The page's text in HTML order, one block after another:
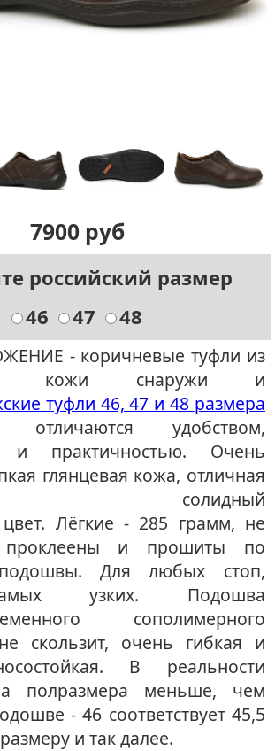
7900 руб
российский размер
46
47 48
- коричневые туфли из
кожи снаружи и
туфли 46, 47 и 48 размера
отличаются удобством,
и практичностью. Очень
глянцевая кожа, отличная
солидный
Лёгкие - 285 грамм, не
проклеены и прошиты по
Для любых стоп,
узких. Подошва
сополимерного
скользит, очень гибкая и
В реальности
полразмера меньше, чем
- 46 соответствует 45,5
и так далее.